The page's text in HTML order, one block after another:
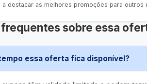
a destacar as melhores promoções para outros
sobre essa
essa oferta fica disponível?